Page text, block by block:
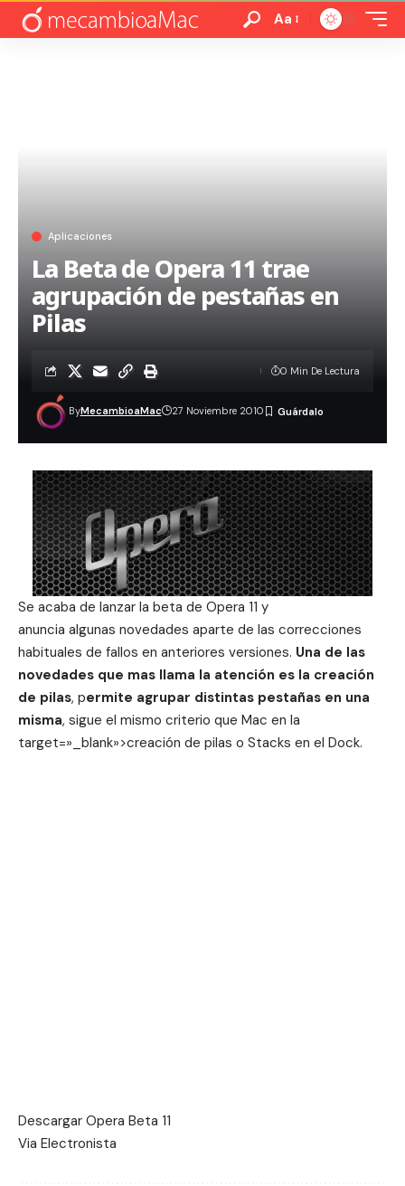
Aa
Aplicaciones
La Beta de Opera 11 trae
agrupación de pestañas en
Pilas
ByMecambioaMac 27 Noviembre 2010
0 Min De Lectura
Se acaba de lanzar la beta de Opera 11 y
anuncia algunas novedades aparte de las correcciones
habituales de fallos en anteriores versiones. Una de las
novedades que mas llama la atención es la creación
de pilas, permite agrupar distintas pestañas en una
misma, sigue el mismo criterio que Mac en la
target=»_blank»>creación de pilas o Stacks en el Dock.
Descargar Opera Beta 11
Via Electronista